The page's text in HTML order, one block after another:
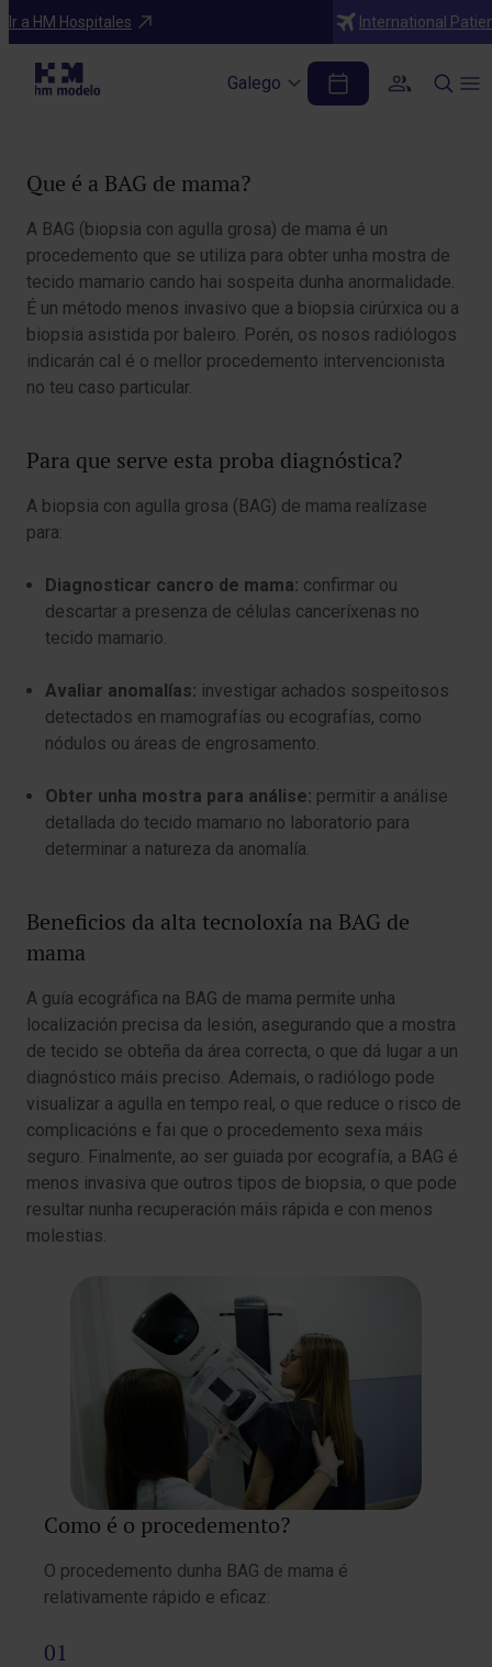
Ir a HM Hospitales International
Galego
Diagnósticos
BAG de mama
Que é a BAG de mama?
A BAG (biopsia con agulla grosa) de mama é un
procedemento que se utiliza para obter unha mostra de
tecido mamario cando hai sospeita dunha anormalidade.
É un método menos invasivo que a biopsia cirúrxica ou a
biopsia asistida por baleiro. Porén, os nosos radiólogos
indicarán cal é o mellor procedemento intervencionista
no teu caso particular.
Para que serve esta proba diagnóstica?
A biopsia con agulla grosa (BAG) de mama realízase
para:
Diagnosticar cancro de mama: confirmar ou
descartar a presenza de células canceríxenas no
tecido mamario.
Avaliar anomalías: investigar achados sospeitosos
detectados en mamografías ou ecografías, como
nódulos ou áreas de engrosamento.
Obter unha mostra para análise: permitir a análise
detallada do tecido mamario no laboratorio para
determinar a natureza da anomalía.
Beneficios da alta tecnoloxía na BAG de
mama
A guía ecográfica na BAG de mama permite unha
localización precisa da lesión, asegurando que a mostra
de tecido se obteña da área correcta, o que dá lugar a un
diagnóstico máis preciso. Ademais, o radiólogo pode
visualizar a agulla en tempo real, o que reduce o risco de
complicacións e fai que o procedemento sexa máis
seguro. Finalmente, ao ser guiada por ecografía, a BAG é
menos invasiva que outros tipos de biopsia, o que pode
resultar nunha recuperación máis rápida e con menos
molestias.
Como é o procedemento?
O procedemento dunha BAG de mama é
relativamente rápido e eficaz: